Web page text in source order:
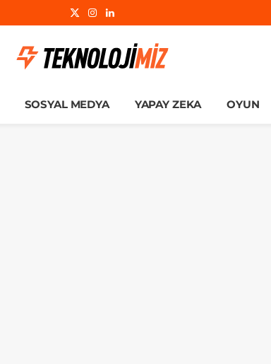
X
Instagram
LinkedIn
SOSYAL MEDYA YAPAY ZEKA OYUN